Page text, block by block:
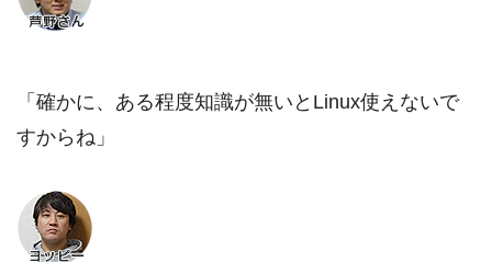
「確かに、ある程度知識が無いとLinux使えないで
すからね」